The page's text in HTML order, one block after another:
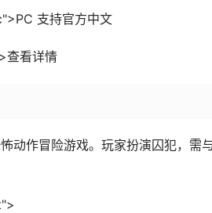
支持官方中文
查看详情
动作冒险游戏。玩家扮演囚犯，